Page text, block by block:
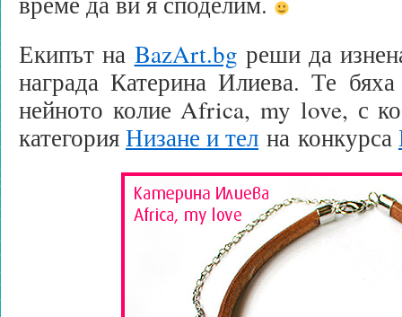
Екипът на BazArt.bg реши да
награда Катерина Илиева. Те
нейното колие Africa, my love, с
категорияНизане и тел на конкурса